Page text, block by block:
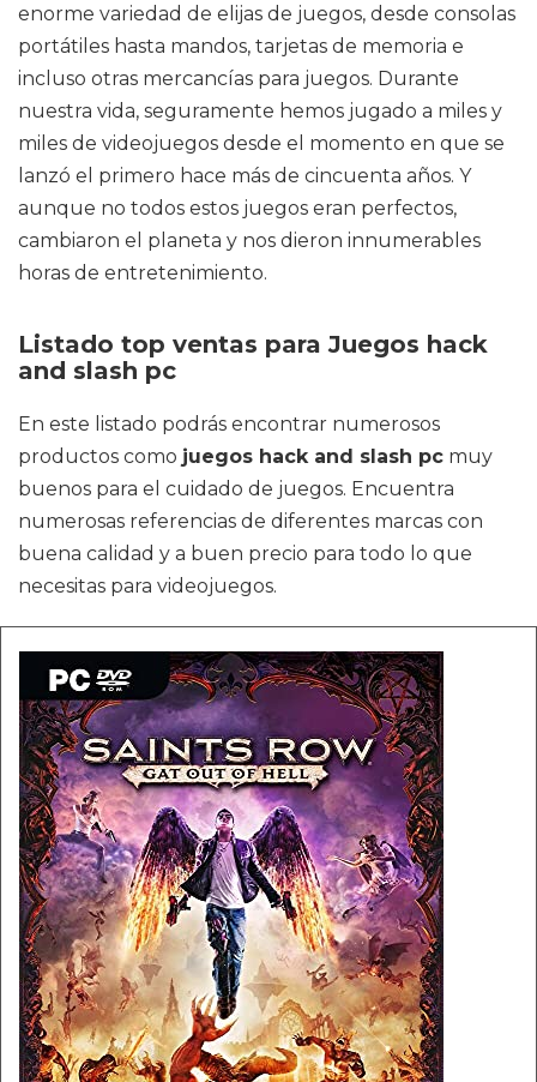
enorme variedad de elijas de juegos, desde consolas
portátiles hasta mandos, tarjetas de memoria e
incluso otras mercancías para juegos. Durante
nuestra vida, seguramente hemos jugado a miles y
miles de videojuegos desde el momento en que se
lanzó el primero hace más de cincuenta años. Y
aunque no todos estos juegos eran perfectos,
cambiaron el planeta y nos dieron innumerables
horas de entretenimiento.
Listado top ventas para Juegos hack
and slash pc
En este listado podrás encontrar numerosos
productos como juegos hack and slash pc muy
buenos para el cuidado de juegos. Encuentra
numerosas referencias de diferentes marcas con
buena calidad y a buen precio para todo lo que
necesitas para videojuegos.